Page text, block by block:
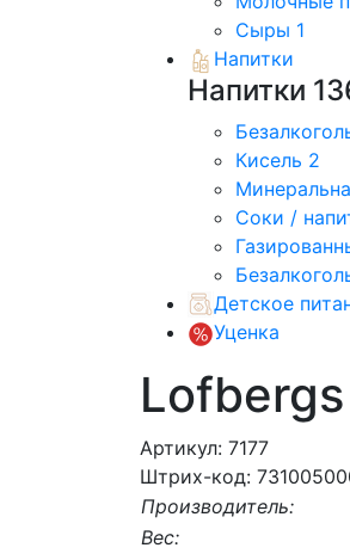
Сыры 1
Напитки
Напитки
Кисель 2
Соки /
Детское
Уценка
Артикул: 7177
Штрих-код:
Производитель:
Вес: